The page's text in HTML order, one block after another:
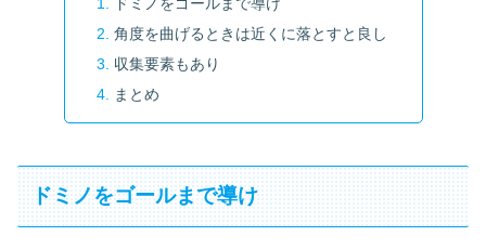
角度を曲げるときは近くに落とすと良し
収集要素もあり
まとめ
ドミノをゴールまで導け